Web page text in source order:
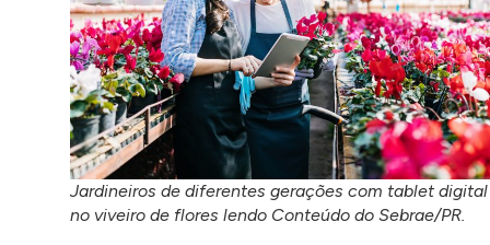
Jardineiros de diferentes gerações com tablet digital
no viveiro de flores lendo Conteúdo do Sebrae/PR.